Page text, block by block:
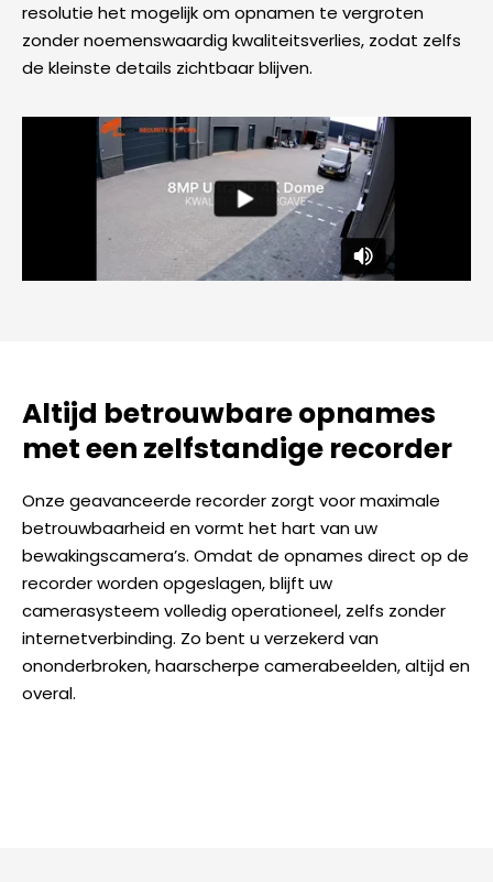
resolutie het mogelijk om opnamen te vergroten
zonder noemenswaardig kwaliteitsverlies, zodat zelfs
de kleinste details zichtbaar blijven.
Altijd betrouwbare opnames
met een zelfstandige recorder
Onze geavanceerde recorder zorgt voor maximale
betrouwbaarheid en vormt het hart van uw
bewakingscamera’s. Omdat de opnames direct op de
recorder worden opgeslagen, blijft uw
camerasysteem volledig operationeel, zelfs zonder
internetverbinding. Zo bent u verzekerd van
ononderbroken, haarscherpe camerabeelden, altijd en
overal.